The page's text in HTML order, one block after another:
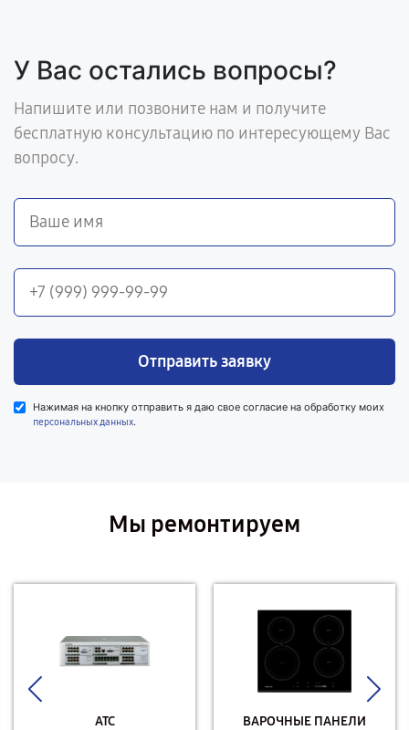
У Вас остались вопросы?
Напишите или позвоните нам и получите
бесплатную консультацию по интересующему Вас
вопросу.
Отправить заявку
Нажимая на кнопку отправить я даю свое согласие на обработку моих
персональных данных.
Мы ремонтируем
АТС ВАРОЧНЫЕ ПАНЕЛИ